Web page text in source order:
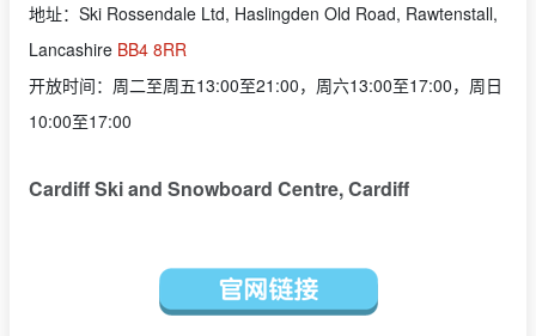
地址：Ski Rossendale Ltd, Haslingden Old Road, Rawtenstall,
Lancashire BB4 8RR
开放时间：周二至周五13:00至21:00，周六13:00至17:00，周日
10:00至17:00
Cardiff Ski and Snowboard Centre, Cardiff